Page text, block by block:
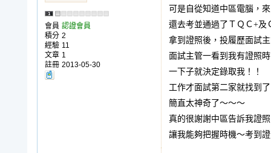
會員 認證會員
積分 2
經驗 11
文章 1
註冊 2013-05-30
可是自從知道中區電腦，
還去考並通過了ＴＱＣ+及
拿到證照後，投履歷面試
面試主管一看到我有證照時
一下子就決定錄取我！！
工作才面試第二家就找到了
簡直太神奇了～～～
真的很謝謝中區告訴我證
讓我能夠把握時機～考到